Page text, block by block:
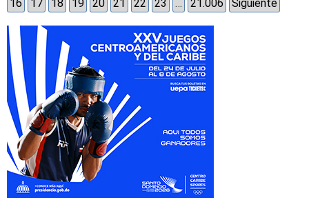
16
17 18 19 20 21 22 23 … 21.006 Siguiente